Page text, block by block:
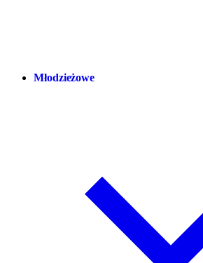
Młodzieżowe